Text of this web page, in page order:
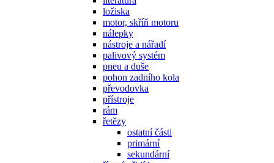
ložiska
motor, skříň motoru
nálepky
nástroje a nářadí
palivový systém
pneu a duše
pohon zadního kola
převodovka
přístroje
rám
řetězy
ostatní části
primární
sekundární